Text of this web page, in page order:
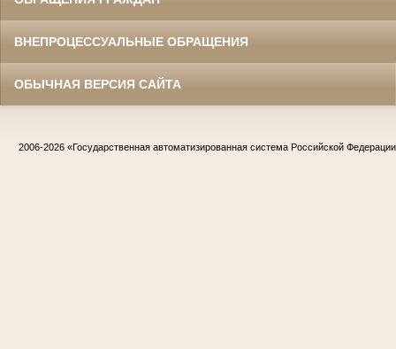
ВНЕПРОЦЕССУАЛЬНЫЕ ОБРАЩЕНИЯ
ОБЫЧНАЯ ВЕРСИЯ САЙТА
2006-2026 «Государственная автоматизированная система Российской